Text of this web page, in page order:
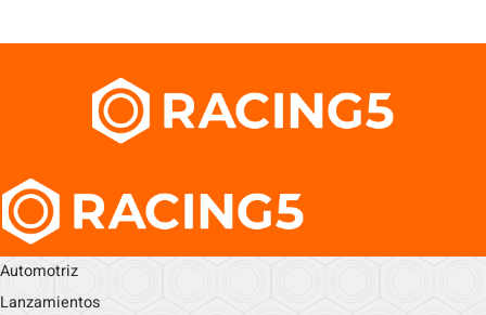
Automotriz
Lanzamientos